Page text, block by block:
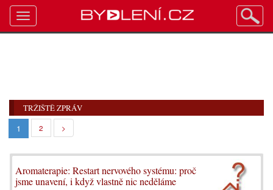
TRŽIŠTĚ ZPRÁV
1 2 >
Aromaterapie: Restart nervového systému: proč
jsme unavení, i když vlastně nic neděláme
Toggle
navigation